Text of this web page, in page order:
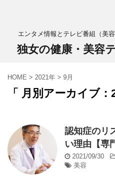
エンタメ情報とテレビ番組（美
独女の健康・美容
HOME > 2021年 > 9月
「 月別アーカイブ
認知症のリ
い理由【専
2021/09/30
美容